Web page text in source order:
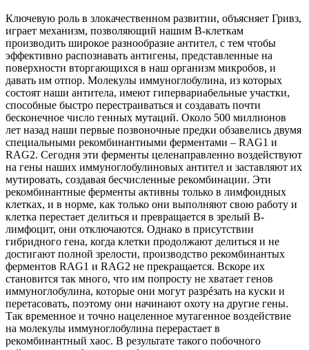
Ключевую роль в злокачественном развитии, объясняет Гривз,
играет механизм, позволяющий нашим B-клеткам
производить широкое разнообразие антител, с тем чтобы
эффективно распознавать антигены, представленные на
поверхности вторгающихся в наш организм микробов, и
давать им отпор. Молекулы иммуноглобулина, из которых
состоят наши антитела, имеют гипервариабельные участки,
способные быстро перестраиваться и создавать почти
бесконечное число генных мутаций. Около 500 миллионов
лет назад наши первые позвоночные предки обзавелись двумя
специальными рекомбинантными ферментами – RAG1 и
RAG2. Сегодня эти ферменты целенаправленно воздействуют
на гены наших иммуноглобулиновых антител и заставляют их
мутировать, создавая бесчисленные рекомбинации. Эти
рекомбинантные ферменты активны только в лимфоидных
клетках, и в норме, как только они выполняют свою работу и
клетка перестает делиться и превращается в зрелый В-
лимфоцит, они отключаются. Однако в присутствии
гибридного гена, когда клетки продолжают делиться и не
достигают полной зрелости, производство рекомбинантых
ферментов RAG1 и RAG2 не прекращается. Вскоре их
становится так много, что им попросту не хватает генов
иммуноглобулина, которые они могут разрéзать на куски и
перетасовать, поэтому они начинают охоту на другие гены.
Так временное и точно нацеленное мутагенное воздействие
на молекулы иммуноглобулина перерастает в
рекомбинантный хаос. В результате такого побочного